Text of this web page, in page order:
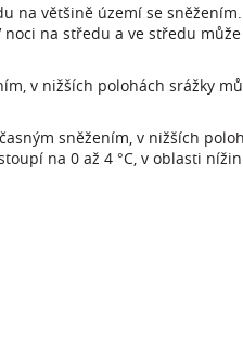
na většině území se
na středu a ve středu
v nižších polohách srážky
sněžením, v nižších
na 0 až 4 °C, v oblasti nížin